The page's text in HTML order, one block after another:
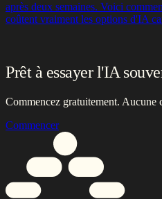
Prêt à essayer l'IA
Commencez gratuitement. Aucune
Commencer